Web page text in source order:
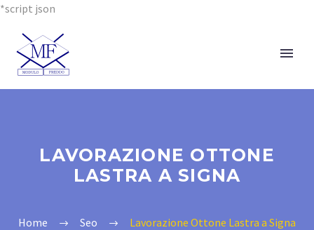
*script json
LAVORAZIONE OTTONE
LASTRA A SIGNA
Home Seo Lavorazione Ottone Lastra a Signa